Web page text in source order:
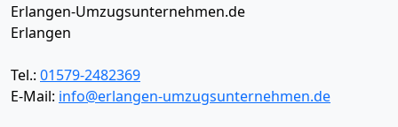
Erlangen-Umzugsunternehmen.de
Erlangen
Tel.: 01579-2482369
E-Mail: info@erlangen-umzugsunternehmen.de